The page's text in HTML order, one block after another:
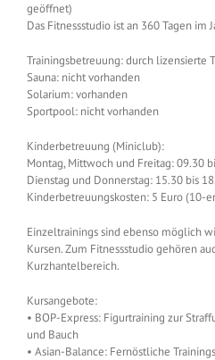
geöffnet)
Das Fitnessstudio ist an 360 Tagen im
Trainingsbetreuung: durch lizensierte
Sauna: nicht vorhanden
Solarium: vorhanden
Sportpool: nicht vorhanden
Kinderbetreuung (Miniclub):
Montag, Mittwoch und Freitag: 09.30
Dienstag und Donnerstag: 15.30 bis
Kinderbetreuungskosten: 5 Euro (10-
Einzeltrainings sind ebenso möglich
Kursen. Zum Fitnessstudio gehören
Kurzhantelbereich.
Kursangebote:
• BOP-Express: Figurtraining zur
und Bauch
• Asian-Balance: Fernöstliche